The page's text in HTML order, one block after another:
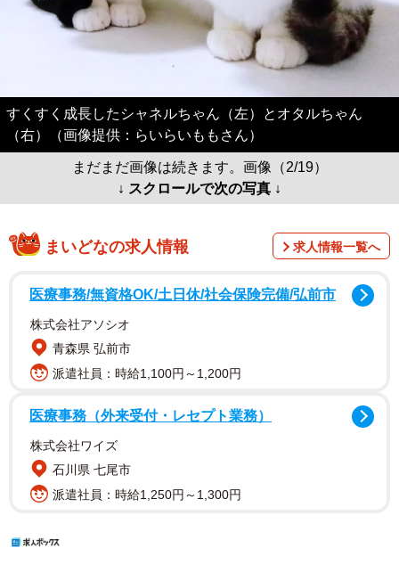
すくすく成長したシャネルちゃん（左）とオタルちゃん
（右）（画像提供：らいらいももさん）
まだまだ画像は続きます。画像（2/19）
↓ スクロールで次の写真 ↓
まいどなの求人情報 求人情報一覧へ
医療事務/無資格OK/土日休/社会保険完備/弘前市
株式会社アソシオ
青森県 弘前市
派遣社員：時給1,100円～1,200円
医療事務（外来受付・レセプト業務）
株式会社ワイズ
石川県 七尾市
派遣社員：時給1,250円～1,300円